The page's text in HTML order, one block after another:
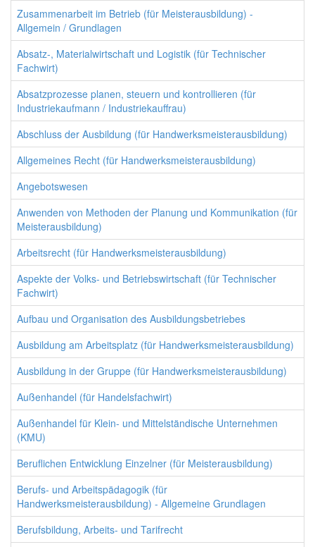
Zusammenarbeit im Betrieb (für Meisterausbildung) -
Allgemein / Grundlagen
Absatz-, Materialwirtschaft und Logistik (für Technischer
Fachwirt)
Absatzprozesse planen, steuern und kontrollieren (für
Industriekaufmann / Industriekauffrau)
Abschluss der Ausbildung (für Handwerksmeisterausbildung)
Allgemeines Recht (für Handwerksmeisterausbildung)
Angebotswesen
Anwenden von Methoden der Planung und Kommunikation (für
Meisterausbildung)
Arbeitsrecht (für Handwerksmeisterausbildung)
Aspekte der Volks- und Betriebswirtschaft (für Technischer
Fachwirt)
Aufbau und Organisation des Ausbildungsbetriebes
Ausbildung am Arbeitsplatz (für Handwerksmeisterausbildung)
Ausbildung in der Gruppe (für Handwerksmeisterausbildung)
Außenhandel (für Handelsfachwirt)
Außenhandel für Klein- und Mittelständische Unternehmen
(KMU)
Beruflichen Entwicklung Einzelner (für Meisterausbildung)
Berufs- und Arbeitspädagogik (für
Handwerksmeisterausbildung) - Allgemeine Grundlagen
Berufsbildung, Arbeits- und Tarifrecht